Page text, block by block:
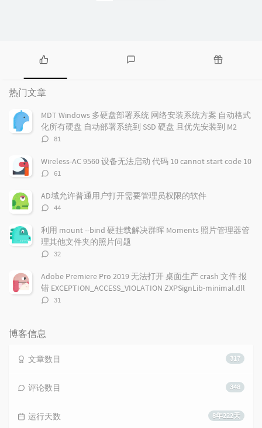
热
门
文
章
论
章
热门文章
MDT Windows 多硬盘部署系统 网络安装系统方案 自动格式
化所有硬盘 自动部署系统到 SSD 硬盘 且优先安装到 M2
评
数：
81
Wireless-AC 9560 设备无法启动 代码 10 cannot start code 10
评
数：
61
AD域允许普通用户打开需要管理员权限的软件
评
数：
44
利用 mount --bind 硬挂载解决群晖 Moments 照片管理器管
理其他文件夹的照片问题
评
数：
32
Adobe Premiere Pro 2019 无法打开 桌面生产 crash 文件 报
错 EXCEPTION_ACCESS_VIOLATION ZXPSignLib-minimal.dll
评
31
博客信息
317
文章数目
348
评论数目
8年222天
运行天数